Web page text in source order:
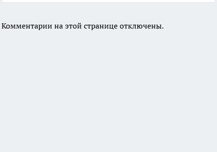
Комментарии на этой странице отключены.